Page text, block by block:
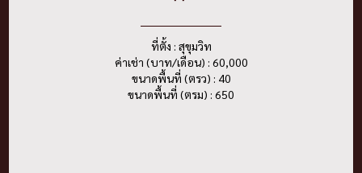
ที่ตั้ง : สุขุมวิท
ค่าเช่า (บาท/เดือน) : 60,000
ขนาดพื้นที่ (ตรว) : 40
ขนาดพื้นที่ (ตรม) : 650